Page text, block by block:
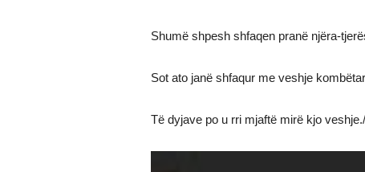
Shumë shpesh shfaqen pranë njëra-
Sot ato janë shfaqur me veshje
Të dyjave po u rri mjaftë mirë kjo